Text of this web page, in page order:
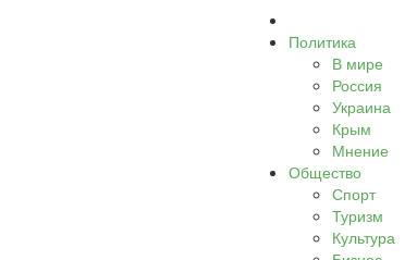
Политика
В мире
Россия
Украина
Крым
Мнение
Общество
Спорт
Туризм
Культура